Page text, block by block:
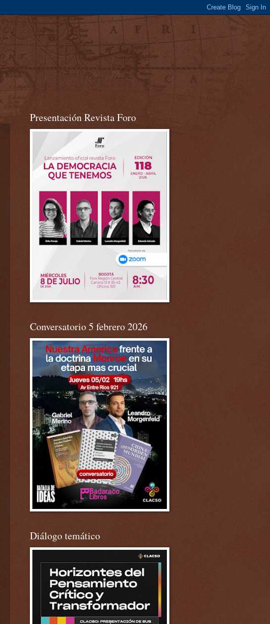
Presentación Revista Foro
Conversatorio 5 febrero 2026
Diálogo temático